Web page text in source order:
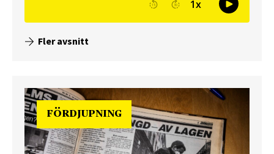
Fler avsnitt
FÖRDJUPNING